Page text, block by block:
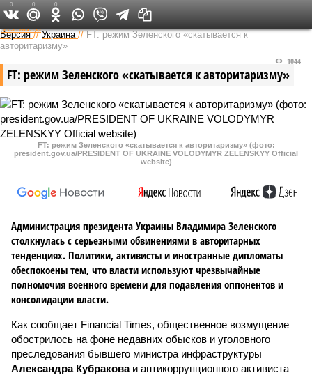
Федеральный выпуск
Версия //Украина //FT: режим Зеленского «скатывается к
авторитаризму»
FT: режим Зеленского «скатывается к авторитаризму»
1044
FT: режим Зеленского «скатывается к авторитаризму» (фото:
president.gov.ua/PRESIDENT OF UKRAINE VOLODYMYR ZELENSKYY Official
website)
Администрация президента Украины Владимира Зеленского
столкнулась с серьезными обвинениями в авторитарных
тенденциях. Политики, активисты и иностранные дипломаты
обеспокоены тем, что власти используют чрезвычайные
полномочия военного времени для подавления оппонентов и
консолидации власти.
Как сообщает Financial Times, общественное возмущение
обострилось на фоне недавних обысков и уголовного
преследования бывшего министра инфраструктуры
Александра Кубраковаи антикоррупционного активиста
0 0 0